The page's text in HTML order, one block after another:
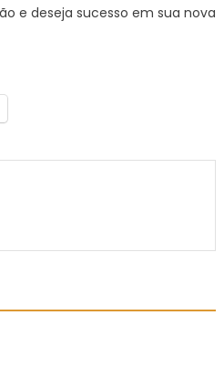
e deseja sucesso em sua nova